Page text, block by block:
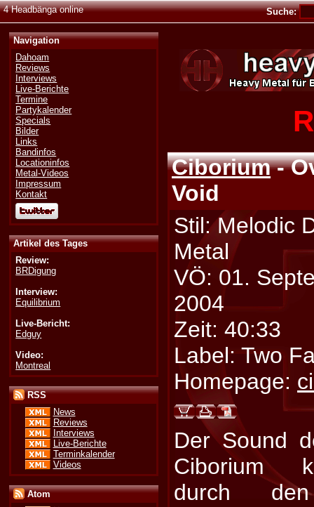
4 Headbänga online Suche:
Navigation
Dahoam
Reviews
Interviews
Live-Berichte
Termine
Partykalender
Specials
Bilder
Links
Bandinfos
Locationinfos
Metal-Videos
Impressum
Kontakt
Artikel des Tages
Review:
BRDigung
Interview:
Equilibrium
Live-Bericht:
Edguy
Video:
Montreal
RSS
News
Reviews
Interviews
Live-Berichte
Terminkalender
Videos
Atom
Ciborium-
Void
Stil: Melodic
Metal
VÖ: 01.
2004
Zeit: 40:33
Label: Two
Homepage:
Der Sound
Ciborium
durch